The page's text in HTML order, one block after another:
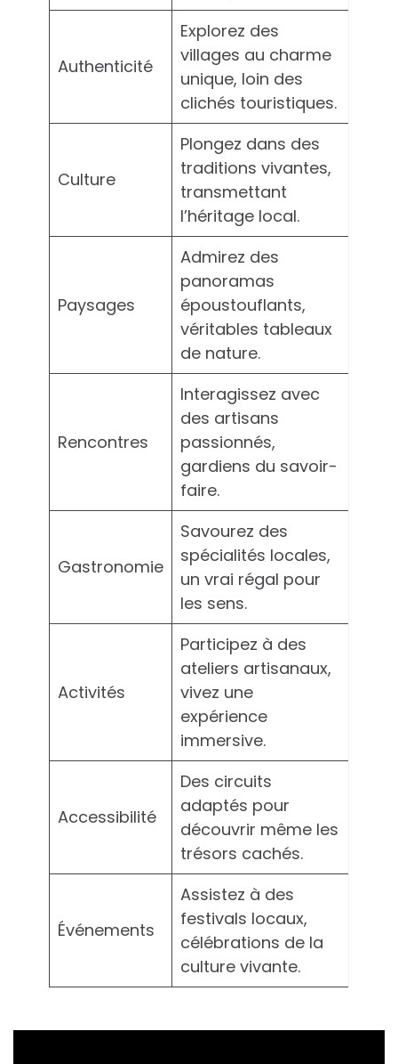
Authenticité
Explorez des
villages au charme
unique, loin des
clichés touristiques.
Culture
Plongez dans des
traditions vivantes,
transmettant
l’héritage local.
Paysages
Admirez des
panoramas
époustouflants,
véritables tableaux
de nature.
Rencontres
Interagissez avec
des artisans
passionnés,
gardiens du savoir-
faire.
Gastronomie
Savourez des
spécialités locales,
un vrai régal pour
les sens.
Activités
Participez à des
ateliers artisanaux,
vivez une
expérience
immersive.
Accessibilité
Des circuits
adaptés pour
découvrir même les
trésors cachés.
Événements
Assistez à des
festivals locaux,
célébrations de la
culture vivante.